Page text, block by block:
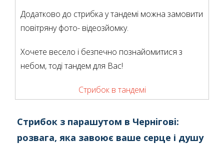
Додатково до стрибка у тандемі можна замовити
повітряну фото- відеозйомку.
Хочете весело і безпечно познайомитися з
небом, тоді тандем для Вас!
Стрибок в тандемі
Стрибок з парашутом в Чернiговi:
розвага, яка завоює ваше серце і душу